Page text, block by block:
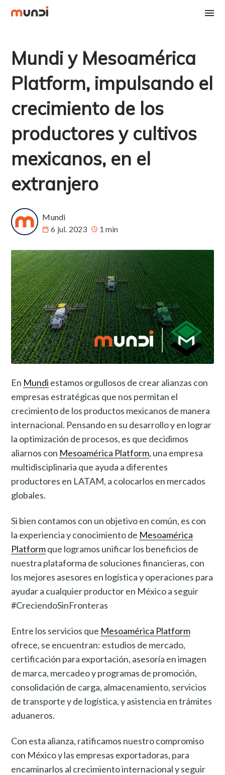
Mundi y Mesoamérica
Platform, impulsando el
crecimiento de los
productores y cultivos
mexicanos, en el
extranjero
Mundi
6 jul. 2023
1 min
En Mundi estamos orgullosos de crear alianzas con
empresas estratégicas que nos permitan el
crecimiento de los productos mexicanos de manera
internacional. Pensando en su desarrollo y en lograr
la optimización de procesos, es que decidimos
aliarnos con Mesoamérica Platform, una empresa
multidisciplinaria que ayuda a diferentes
productores en LATAM, a colocarlos en mercados
globales.
Si bien contamos con un objetivo en común, es con
la experiencia y conocimiento de Mesoamérica
Platformque logramos unificar los beneficios de
nuestra plataforma de soluciones financieras, con
los mejores asesores en logística y operaciones para
ayudar a cualquier productor en México a seguir
#CreciendoSinFronteras
Entre los servicios que Mesoamérica Platform
ofrece, se encuentran: estudios de mercado,
certificación para exportación, asesoría en imagen
de marca, mercadeo y programas de promoción,
consolidación de carga, almacenamiento, servicios
de transporte y de logística, y asistencia en trámites
aduaneros.
Con esta alianza, ratificamos nuestro compromiso
con México y las empresas exportadoras, para
encaminarlos al crecimiento internacional y seguir